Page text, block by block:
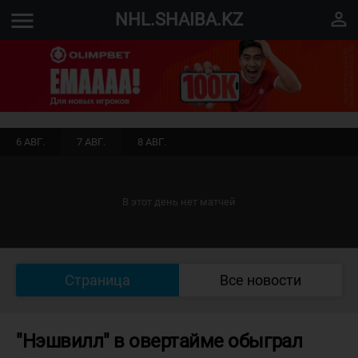
menu NHL.SHAIBA.KZ perm_identity
6 АВГ. 7 АВГ. 8 АВГ.
В этот день нет матчей
Страница Все новости
"Нэшвилл" в овертайме обыграл